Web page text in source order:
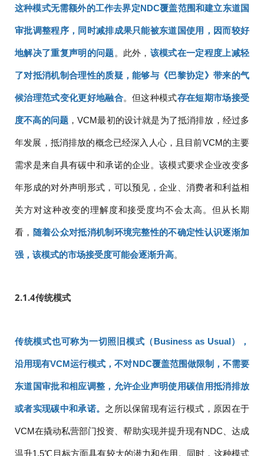
这种模式无需额外的工作去界定NDC覆盖范围和建立东道国
审批调整程序，同时减排成果只能被东道国使用，因而较好
地解决了重复声明的问题。此外， 该模式在一定程度上减轻
了对抵消机制合理性的质疑，能够与《巴黎协定》带来的气
候治理范式变化更好地融合。但这种模式存在短期市场接受
度不高的问题 ，VCM最初的设计就是为了抵消排放，经过多
年发展，抵消排放的概念已经深入人心，且目前VCM的主要
需求是来自具有碳中和承诺的企业。该模式要求企业改变多
年形成的对外声明形式，可以预见，企业、消费者和利益相
关方对这种改变的理解度和接受度均不会太高。但从长期
看， 随着公众对抵消机制环境完整性的不确定性认识逐渐加
强，该模式的市场接受度可能会逐渐升高。
2.1.4传统模式
传统模式也可称为一切照旧模式（Business as Usual），
沿用现有VCM运行模式，不对NDC覆盖范围做限制，不需要
东道国审批和相应调整，允许企业声明使用碳信用抵消排放
或者实现碳中和承诺。 之所以保留现有运行模式，原因在于
VCM在撬动私营部门投资、帮助实现并提升现有NDC、达成
温升1.5℃目标方面具有较大的潜力和作用。同时，这种模式